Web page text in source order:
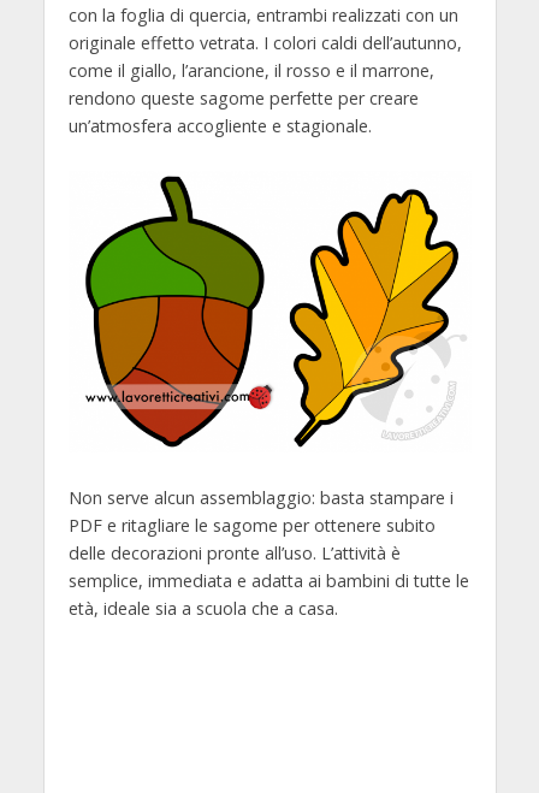
con la foglia di quercia, entrambi realizzati con un
originale effetto vetrata. I colori caldi dell’autunno,
come il giallo, l’arancione, il rosso e il marrone,
rendono queste sagome perfette per creare
un’atmosfera accogliente e stagionale.
Non serve alcun assemblaggio: basta stampare i
PDF e ritagliare le sagome per ottenere subito
delle decorazioni pronte all’uso. L’attività è
semplice, immediata e adatta ai bambini di tutte le
età, ideale sia a scuola che a casa.